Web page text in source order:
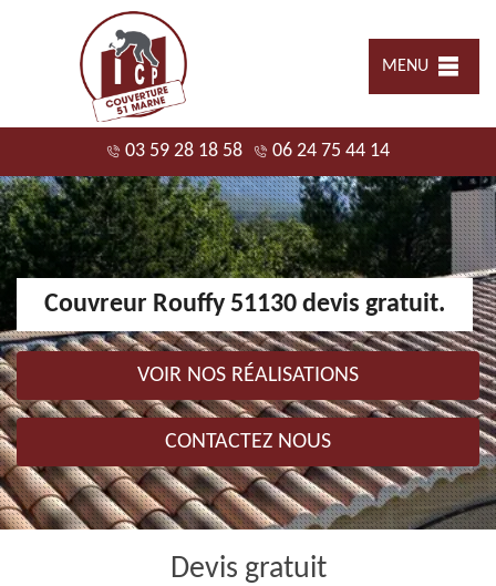
MENU
03 59 28 18 58 06 24 75 44 14
Couvreur Rouffy 51130 devis gratuit.
VOIR NOS RÉALISATIONS
CONTACTEZ NOUS
Devis gratuit